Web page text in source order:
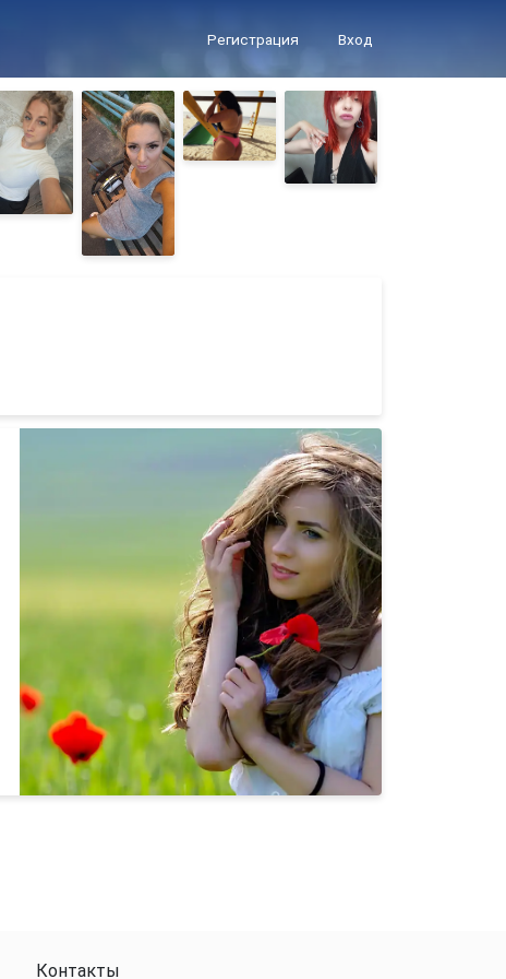
Регистрация Вход
Контакты